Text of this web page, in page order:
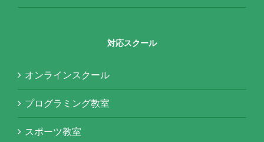
対応スクール
オンラインスクール
プログラミング教室
スポーツ教室